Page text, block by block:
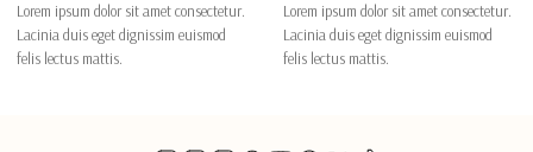
Lorem ipsum dolor sit amet consectetur.
Lacinia duis eget dignissim euismod
felis lectus mattis.
Lorem ipsum dolor sit amet consectetur.
Lacinia duis eget dignissim euismod
felis lectus mattis.